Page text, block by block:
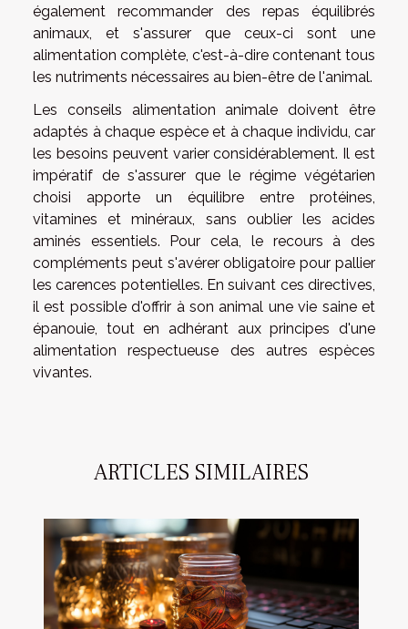
également recommander des repas équilibrés
animaux, et s'assurer que ceux-ci sont une
alimentation complète, c'est-à-dire contenant tous
les nutriments nécessaires au bien-être de l'animal.
Les conseils alimentation animale doivent être
adaptés à chaque espèce et à chaque individu, car
les besoins peuvent varier considérablement. Il est
impératif de s'assurer que le régime végétarien
choisi apporte un équilibre entre protéines,
vitamines et minéraux, sans oublier les acides
aminés essentiels. Pour cela, le recours à des
compléments peut s'avérer obligatoire pour pallier
les carences potentielles. En suivant ces directives,
il est possible d'offrir à son animal une vie saine et
épanouie, tout en adhérant aux principes d'une
alimentation respectueuse des autres espèces
vivantes.
ARTICLES SIMILAIRES